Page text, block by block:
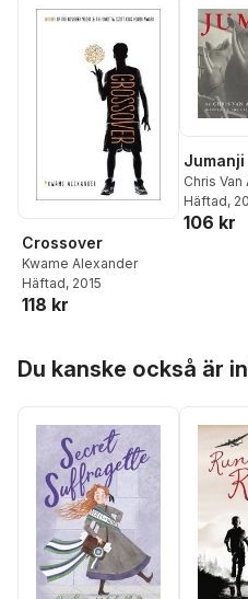
Crossover
Kwame Alexander
Häftad, 2015
118 kr
Jumanji
Chris Van
Häftad,
106 kr
Du kanske också är